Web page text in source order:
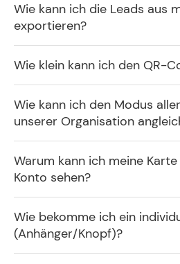
Wie kann ich die Leads aus
exportieren?
Wie klein kann ich den QR-
Wie kann ich den Modus
unserer Organisation
Warum kann ich meine
Konto sehen?
Wie bekomme ich ein
(Anhänger/Knopf)?